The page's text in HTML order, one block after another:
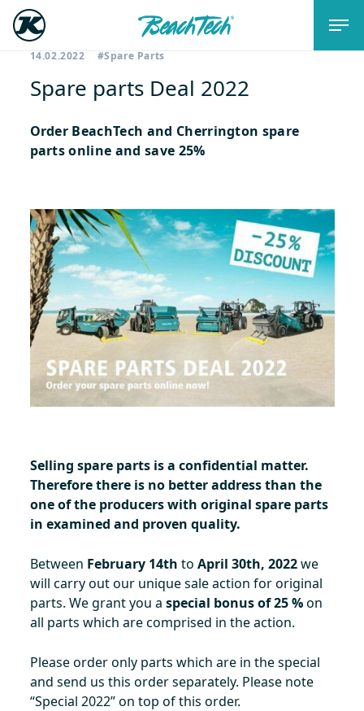
14.02.2022 #Spare Parts
Spare parts Deal 2022
Order BeachTech and Cherrington spare
parts online and save 25%
Selling spare parts is a confidential matter.
Therefore there is no better address than the
one of the producers with original spare parts
in examined and proven quality.
Between February 14th to April 30th, 2022we
will carry out our unique sale action for original
parts. We grant you a special bonus of 25 %on
all parts which are comprised in the action.
Please order only parts which are in the special
and send us this order separately. Please note
“Special 2022” on top of this order.